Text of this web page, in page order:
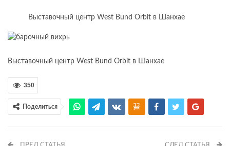
Выставочный центр West Bund Orbit в Шанхае
Выставочный центр West Bund Orbit в Шанхае
350
Поделиться